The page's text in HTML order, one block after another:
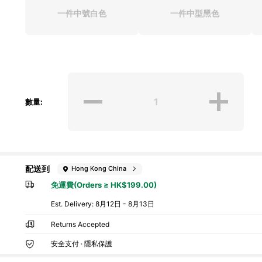
一件中號白色 一件中型黑色
數量:
配送到 Hong Kong China
免運費(Orders ≥ HK$199.00)
​Est. Delivery:8月12日 - 8月13日
Returns Accepted
安全支付 · 隱私保護